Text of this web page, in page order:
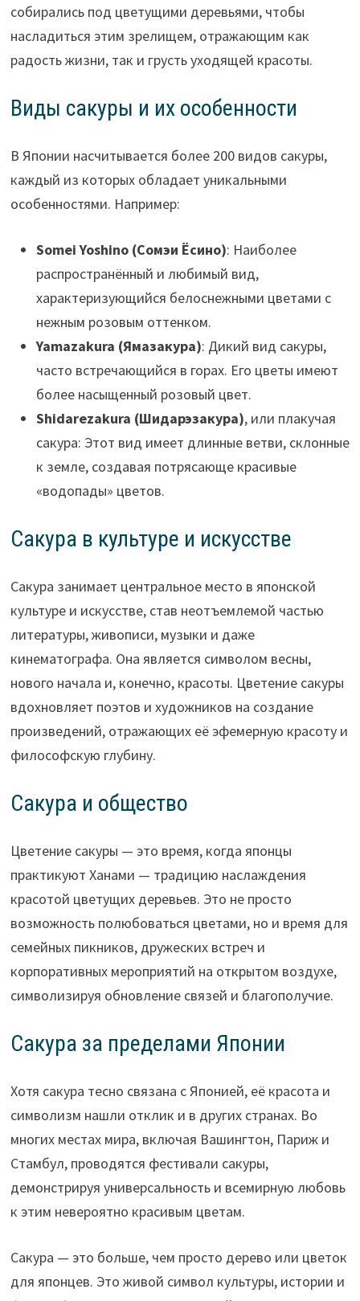
собирались под цветущими деревьями, чтобы
насладиться этим зрелищем, отражающим как
радость жизни, так и грусть уходящей красоты.
Виды сакуры и их особенности
В Японии насчитывается более 200 видов сакуры,
каждый из которых обладает уникальными
особенностями. Например:
Somei Yoshino (Сомэи Ёсино): Наиболее
распространённый и любимый вид,
характеризующийся белоснежными цветами с
нежным розовым оттенком.
Yamazakura (Ямазакура): Дикий вид сакуры,
часто встречающийся в горах. Его цветы имеют
более насыщенный розовый цвет.
Shidarezakura (Шидарэзакура), или плакучая
сакура: Этот вид имеет длинные ветви, склонные
к земле, создавая потрясающе красивые
«водопады» цветов.
Сакура в культуре и искусстве
Сакура занимает центральное место в японской
культуре и искусстве, став неотъемлемой частью
литературы, живописи, музыки и даже
кинематографа. Она является символом весны,
нового начала и, конечно, красоты. Цветение сакуры
вдохновляет поэтов и художников на создание
произведений, отражающих её эфемерную красоту и
философскую глубину.
Сакура и общество
Цветение сакуры — это время, когда японцы
практикуют Ханами — традицию наслаждения
красотой цветущих деревьев. Это не просто
возможность полюбоваться цветами, но и время для
семейных пикников, дружеских встреч и
корпоративных мероприятий на открытом воздухе,
символизируя обновление связей и благополучие.
Сакура за пределами Японии
Хотя сакура тесно связана с Японией, её красота и
символизм нашли отклик и в других странах. Во
многих местах мира, включая Вашингтон, Париж и
Стамбул, проводятся фестивали сакуры,
демонстрируя универсальность и всемирную любовь
к этим невероятно красивым цветам.
Сакура — это больше, чем просто дерево или цветок
для японцев. Это живой символ культуры, истории и